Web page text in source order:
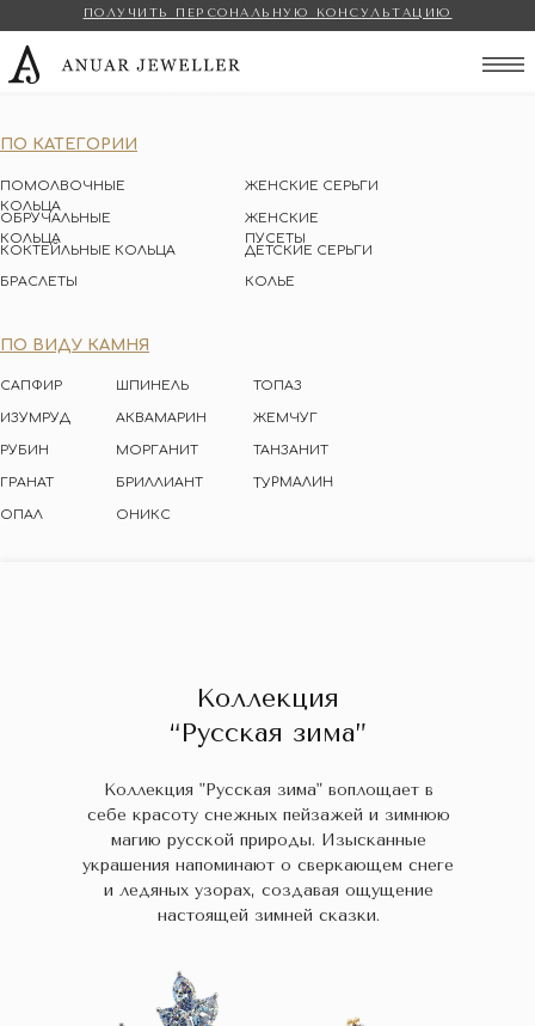
ПОЛУЧИТЬ ПЕРСОНАЛЬНУЮ КОНСУЛЬТАЦИЮ
ПО КАТЕГОРИИ
ПОМОЛВОЧНЫЕ
КОЛЬЦА
ОБРУЧАЛЬНЫЕ
КОЛЬЦА
ЖЕНСКИЕ СЕРЬГИ
КОКТЕЙЛЬНЫЕ КОЛЬЦА
ЖЕНСКИЕ
ПУСЕТЫ
ДЕТСКИЕ СЕРЬГИ
БРАСЛЕТЫ
КОЛЬЕ
ПО ВИДУ КАМНЯ
САПФИР
ИЗУМРУД
ШПИНЕЛЬ
РУБИН
АКВАМАРИН
МОРГАНИТ
ГРАНАТ БРИЛЛИАНТ
ТОПАЗ
ЖЕМЧУГ
ТУРМАЛИН
ТАНЗАНИТ
ОНИКС
ОПАЛ
Коллекция
“Русская зима”
Коллекция "Русская зима" воплощает в
себе красоту снежных пейзажей и зимнюю
магию русской природы. Изысканные
украшения напоминают о сверкающем снеге
и ледяных узорах, создавая ощущение
настоящей зимней сказки.